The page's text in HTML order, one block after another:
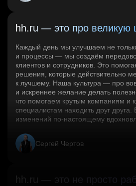
hh.ru — это про великую
Каждый день мы улучшаем не
и процессы — мы создаём
клиентов и сотрудников. Это
решения, которые действительно
к лучшему. Наша культура — про
и искреннее желание делать
что помогаем крутым компаниям и
специалистам находить друг друга.
изменений по‑настоящему
Сергей Чертов
hh.ru — это не просто